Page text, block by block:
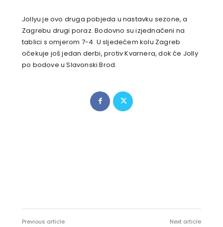
Jollyu je ovo druga pobjeda u nastavku sezone, a
Zagrebu drugi poraz. Bodovno su izjednačeni na
tablici s omjerom 7-4. U sljedećem kolu Zagreb
očekuje još jedan derbi, protiv Kvarnera, dok će Jolly
po bodove u Slavonski Brod.
Previous article Next article